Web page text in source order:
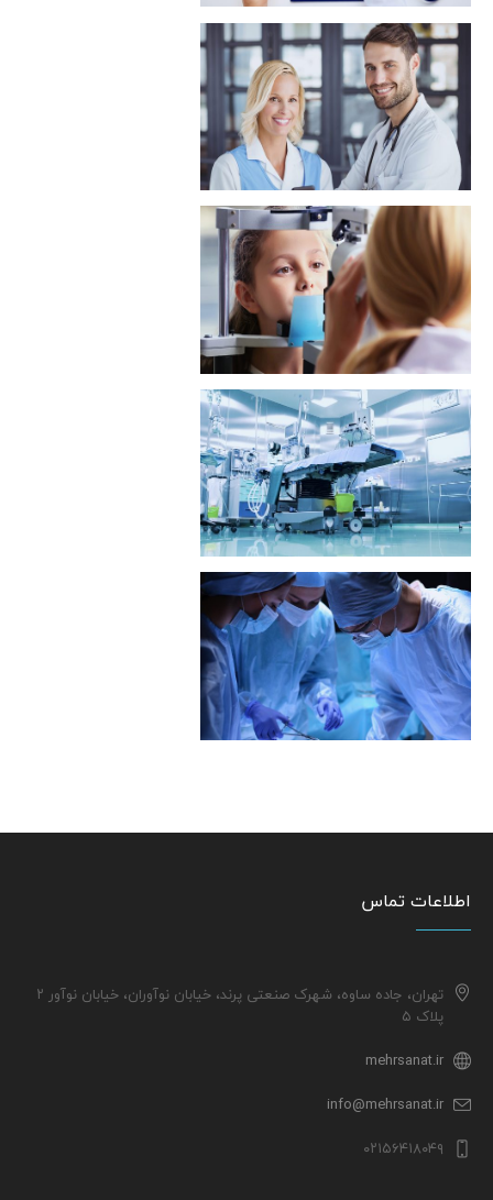
درمانگاه زنان و زایمان
درمانگاه چشم پزشکی
درمانگاه قلبی
جراحی سرپایی
اطلاعات تماس
تهران، جاده ساوه، شهرک صنعتی پرند، خیابان نوآوران، خیابان نوآور ۲
پلاک ۵
mehrsanat.ir
info@mehrsanat.ir
۰۲۱۵۶۴۱۸۰۴۹